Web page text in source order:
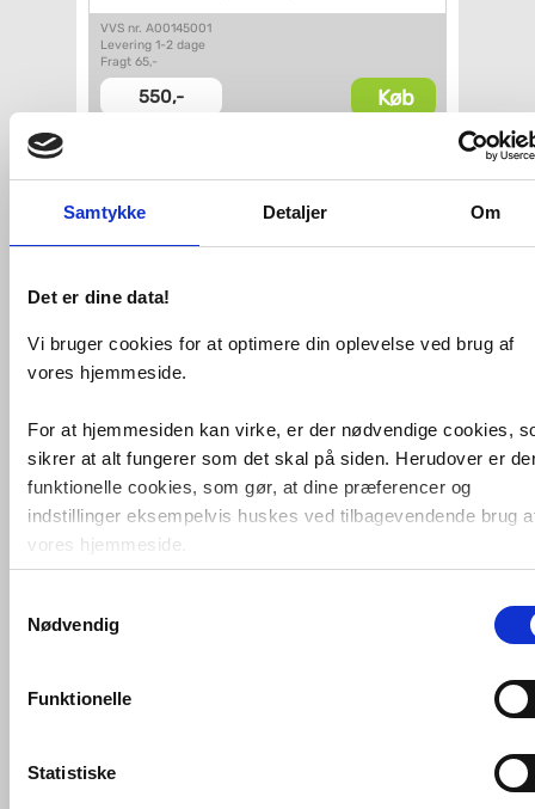
Samtykke Detaljer Om
Det er dine data!
Vi bruger cookies for at optimere din oplevelse ved brug af
vores hjemmeside.
For at hjemmesiden kan virke, er der nødvendige cookies,
sikrer at alt fungerer som det skal på siden. Herudover er
funktionelle cookies, som gør, at dine præferencer og
indstillinger eksempelvis huskes ved tilbagevendende brug
vores hjemmeside.
Foruden nødvendige og funktionelle cookies er der
cookies. Disse bruger vi bl.a. til at måle trafik, omsætning,
marketingcookies, som vi bruger til at målrette vores
markedsføring med henblik på annonceindhold, som giver
Nødvendig
Funktionelle
Statistiske
VVS nr. A00145001
Levering 1-2 dage
Fragt 65,-
550,- Køb
Pressalit Value Papirholder
VVS nr. 615722951
Levering 1-2 dage
Fragt 65,-
198,- Køb